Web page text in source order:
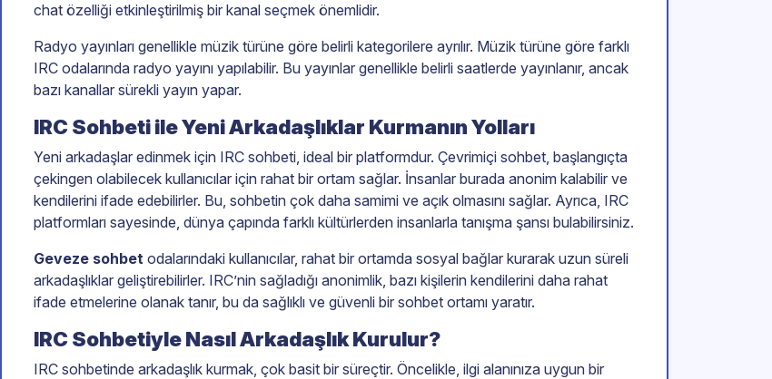
chat özelliği etkinleştirilmiş bir kanal seçmek önemlidir.
Radyo yayınları genellikle müzik türüne göre belirli kategorilere ayrılır. Müzik türüne göre farklı
IRC odalarında radyo yayını yapılabilir. Bu yayınlar genellikle belirli saatlerde yayınlanır, ancak
bazı kanallar sürekli yayın yapar.
IRC Sohbeti ile Yeni Arkadaşlıklar Kurmanın Yolları
Yeni arkadaşlar edinmek için IRC sohbeti, ideal bir platformdur. Çevrimiçi sohbet, başlangıçta
çekingen olabilecek kullanıcılar için rahat bir ortam sağlar. İnsanlar burada anonim kalabilir ve
kendilerini ifade edebilirler. Bu, sohbetin çok daha samimi ve açık olmasını sağlar. Ayrıca, IRC
platformları sayesinde, dünya çapında farklı kültürlerden insanlarla tanışma şansı bulabilirsiniz.
Geveze sohbet odalarındaki kullanıcılar, rahat bir ortamda sosyal bağlar kurarak uzun süreli
arkadaşlıklar geliştirebilirler. IRC’nin sağladığı anonimlik, bazı kişilerin kendilerini daha rahat
ifade etmelerine olanak tanır, bu da sağlıklı ve güvenli bir sohbet ortamı yaratır.
IRC Sohbetiyle Nasıl Arkadaşlık Kurulur?
IRC sohbetinde arkadaşlık kurmak, çok basit bir süreçtir. Öncelikle, ilgi alanınıza uygun bir